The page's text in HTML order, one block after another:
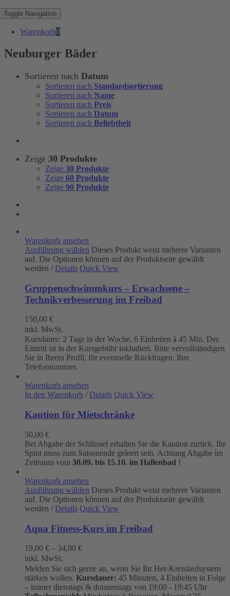
Toggle Navigation
Warenkorb0
Neuburger Bäder
Sortieren nach Datum
Sortieren nach Standardsortierung
Sortieren nach Name
Sortieren nach Preis
Sortieren nach Datum
Sortieren nach Beliebtheit
Zeige 30 Produkte
Zeige 30 Produkte
Zeige 60 Produkte
Zeige 90 Produkte
Warenkorb ansehen
Ausführung wählen Dieses Produkt weist mehrere Varianten
auf. Die Optionen können auf der Produktseite gewählt
werden / Details Quick View
Gruppenschwimmkurs – Erwachsene –
Technikverbesserung im Freibad
150,00 €
inkl. MwSt.
Kursdauer: 2 Tage in der Woche, 6 Einheiten à 45 Min. Der
Eintritt ist in der Kursgebühr inkludiert. Bitte vervollständigen
Sie in Ihrem Profil, für eventuelle Rückfragen, Ihre
Telefonnummer.
Warenkorb ansehen
In den Warenkorb / Details Quick View
Kaution für Mietschränke
50,00 €
Bei Abgabe der Schlüssel erhalten Sie die Kaution zurück. Ihr
Spint muss zum Saisonende geleert sein. Achtung Abgabe im
Zeitraum vom 30.09. bis 15.10. im Hallenbad !
Warenkorb ansehen
Ausführung wählen Dieses Produkt weist mehrere Varianten
auf. Die Optionen können auf der Produktseite gewählt
werden / Details Quick View
Aqua Fitness-Kurs im Freibad
19,00 € – 34,00 €
inkl. MwSt.
Melden Sie sich gerne an, wenn Sie Ihr Her-Kreislaufsystem
stärken wollen. Kursdauer: 45 Minuten, 4 Einheiten in Folge
– immer dienstags & donnerstags von 19:00 - 19:45 Uhr